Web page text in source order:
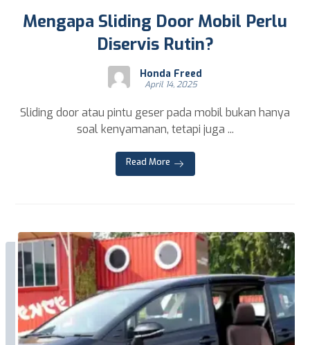
Mengapa Sliding Door Mobil Perlu
Diservis Rutin?
Honda Freed
April 14, 2025
Sliding door atau pintu geser pada mobil bukan hanya
soal kenyamanan, tetapi juga ...
Read More